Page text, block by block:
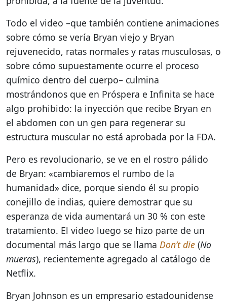
Todo el video –que también contiene animaciones
sobre cómo se vería Bryan viejo y Bryan
rejuvenecido, ratas normales y ratas musculosas, o
sobre cómo supuestamente ocurre el proceso
químico dentro del cuerpo– culmina
mostrándonos que en Próspera e Infinita se hace
algo prohibido: la inyección que recibe Bryan en
el abdomen con un gen para regenerar su
estructura muscular no está aprobada por la FDA.
Pero es revolucionario, se ve en el rostro pálido
de Bryan: «cambiaremos el rumbo de la
humanidad» dice, porque siendo él su propio
conejillo de indias, quiere demostrar que su
esperanza de vida aumentará un 30 % con este
tratamiento. El video luego se hizo parte de un
documental más largo que se llama Don’t die (No
mueras), recientemente agregado al catálogo de
Netflix.
Bryan Johnson es un empresario estadounidense